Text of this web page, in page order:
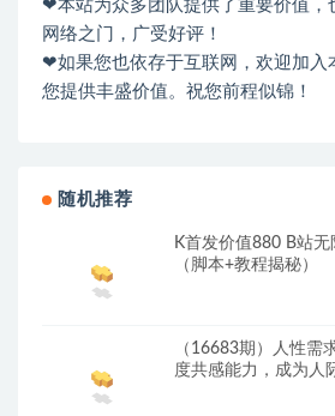
❤本站为众多团队提供了重要价值，
网络之门，广受好评！
❤如果您也依存于互联网，欢迎加入
您提供丰盛价值。祝您前程似锦！
随机推荐
K首发价值880 B站
（脚本+教程揭秘）
（16683期）人性需
度共感能力，成为人